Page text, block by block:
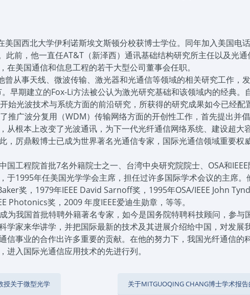
国西北大学伊利诺斯埃文斯顿分校获博士学位。同年加入美国电
此前，他一直任AT&T（新泽西）通讯基础结构研究所主任以及光通
美国通信和信息工程的若干大型公司董事会任职。
曾从事天线、微波传输、激光器和光通信等领域的相关研究工作，
早期建立的Fox-Li方法被公认为激光研究基础和该领域内的经典。
始光波技术与系统方面的前沿研究，所获得的研究成果如今已经配
推广波分复用（WDM）传输网络方面的开创性工作，首先提出并
从根本上改变了光波通讯，为下一代光纤通信网络系统、建设超大
，厉鼎毅博士已成为世界著名光通信专家，国际光通信领域重要权
国工程院首批7名外籍院士之一、台湾中央研究院院士、OSA和
于1995年任美国光学学会主席，担任过许多国际学术会议的主席。
奖，1979年IEEE David Sarnoff奖，1995年OSA/IEEE John
Photonics奖，2009 年度IEEE爱迪生勋章，等等。
为我国首批特聘外籍著名专家，如今是国务院特聘科技顾问，参与
学家来华讲学，并把国际最新的技术及其进展介绍给中国，对发展
信事业的合作出许多重要的贡献。在他的努力下，我国光纤通信的
入国际光通信应用技术的先进行列。
授关于微型光学
关于MITGUOQING CHANG博士学术报